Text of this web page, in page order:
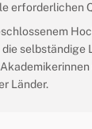
erforderlichen
selbständige
Länder.